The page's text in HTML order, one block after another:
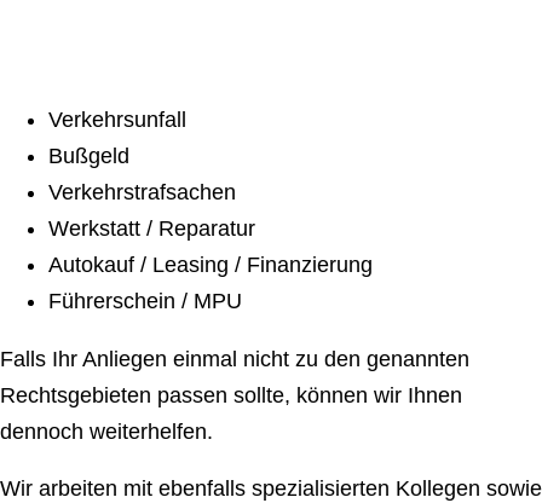
Verkehrsunfall
Bußgeld
Verkehrstrafsachen
Werkstatt / Reparatur
Autokauf / Leasing / Finanzierung
Führerschein / MPU
Falls Ihr Anliegen einmal nicht zu den genannten
Rechtsgebieten passen sollte, können wir Ihnen
dennoch weiterhelfen.
Wir arbeiten mit ebenfalls spezialisierten Kollegen sowie